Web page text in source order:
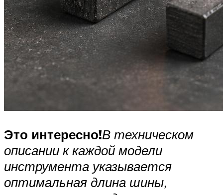
Это интересно!В техническом
описании к каждой модели
инструмента указывается
оптимальная длина шины,